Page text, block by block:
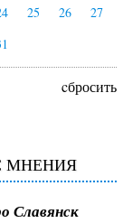
25 26
27
cбросить
МНЕНИЯ
Славянск